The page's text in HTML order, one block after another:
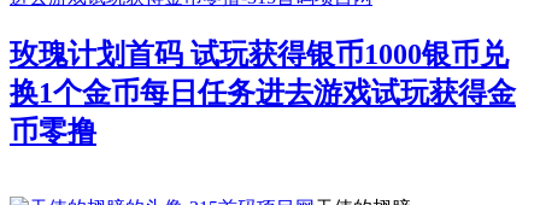
玫瑰计划首码 试玩获得银币1000银币兑
换1个金币每日任务进去游戏试玩获得金
币零撸